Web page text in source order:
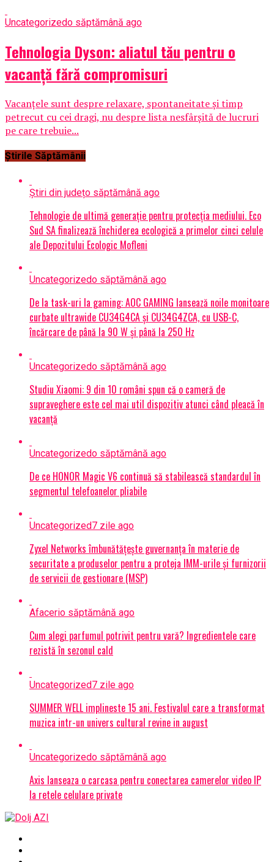
Uncategorizedo săptămână ago
Tehnologia Dyson: aliatul tău pentru o
vacanță fără compromisuri
Vacanțele sunt despre relaxare, spontaneitate și timp
petrecut cu cei dragi, nu despre lista nesfârșită de lucruri
pe care trebuie...
Știrile Săptămânii
Știri din județo săptămână ago
Tehnologie de ultimă generație pentru protecția mediului. Eco
Sud SA finalizează închiderea ecologică a primelor cinci celule
ale Depozitului Ecologic Mofleni
Uncategorizedo săptămână ago
De la task-uri la gaming: AOC GAMING lansează noile monitoare
curbate ultrawide CU34G4CA și CU34G4ZCA, cu USB-C,
încărcare de până la 90 W și până la 250 Hz
Uncategorizedo săptămână ago
Studiu Xiaomi: 9 din 10 români spun că o cameră de
supraveghere este cel mai util dispozitiv atunci când pleacă în
vacanță
Uncategorizedo săptămână ago
De ce HONOR Magic V6 continuă să stabilească standardul în
segmentul telefoanelor pliabile
Uncategorized7 zile ago
Zyxel Networks îmbunătățește guvernanța în materie de
securitate a produselor pentru a proteja IMM-urile și furnizorii
de servicii de gestionare (MSP)
Afacerio săptămână ago
Cum alegi parfumul potrivit pentru vară? Ingredientele care
rezistă în sezonul cald
Uncategorized7 zile ago
SUMMER WELL implineste 15 ani. Festivalul care a transformat
muzica intr-un univers cultural revine in august
Uncategorizedo săptămână ago
Axis lanseaza o carcasa pentru conectarea camerelor video IP
la retele celulare private